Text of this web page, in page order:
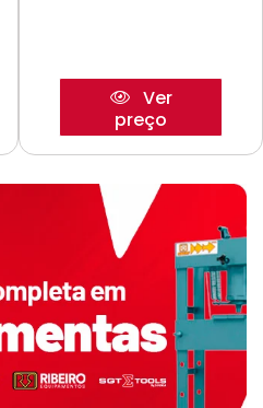
Ver
preço